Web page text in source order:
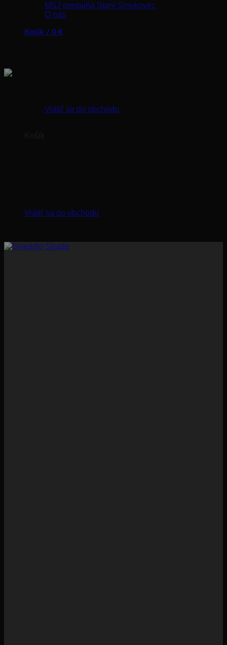
MSJ predajňa Starý Smokovec
O nás
Košík / 0 €
Vrátiť sa do obchodu
Vrátiť sa do obchodu